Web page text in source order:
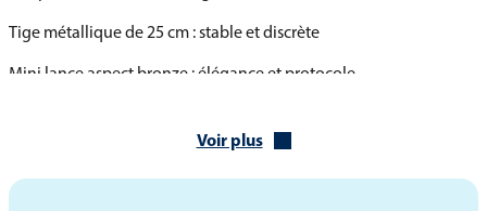
Tige métallique de 25 cm : stable et discrète
Mini lance aspect bronze : élégance et protocole
Guinée-Bissau
Voir plus